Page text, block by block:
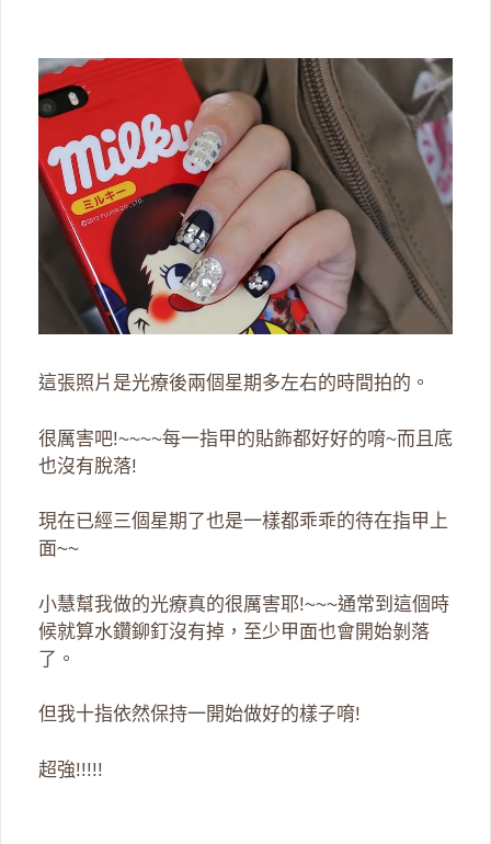
這張照片是光療後兩個星期多左右的時間拍的。
很厲害吧!~~~~每一指甲的貼飾都好好的唷~而且底
也沒有脫落!
現在已經三個星期了也是一樣都乖乖的待在指甲上
面~~
小慧幫我做的光療真的很厲害耶!~~~通常到這個時
候就算水鑽鉚釘沒有掉，至少甲面也會開始剝落
了。
但我十指依然保持一開始做好的樣子唷!
超強!!!!!